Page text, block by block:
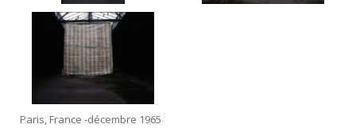
Paris, France -décembre 1965